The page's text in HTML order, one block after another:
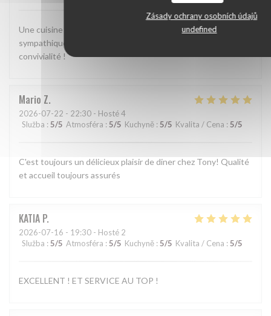
Zásady ochrany osobních údajů
undefined
Une cuisine méditerranéenne bien exécutée. Une ambiance
sympathique. Il ne manque rien pour un moment de
convivialité !
Mario Z
2026-07-22 - 22:30 - Hosté 4
Služba : 5/5 Atmosféra : 5/5 Kuchyně : 5/5 Kvalita / Cena : 5/5
C'est toujours un délicieux plaisir de diner chez Tony! Qualité
et accueil toujours assurés
KATIA P
2026-07-16 - 19:30 - Hosté 2
Služba : 5/5 Atmosféra : 5/5 Kuchyně : 5/5 Kvalita / Cena : 5/5
EXCELLENT ! ET SERVICE AU TOP !